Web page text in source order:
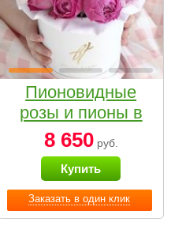
Заказать в один клик
Пионовидные
розы и пионы в
белой коробке
Small
8 650руб.
Купить